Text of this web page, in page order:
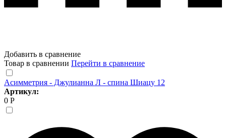
Добавить в сравнение
Товар в сравнении Перейти в сравнение
Асимметрия - Джулианна Л - спина Шиацу 12
Артикул:
0 Р